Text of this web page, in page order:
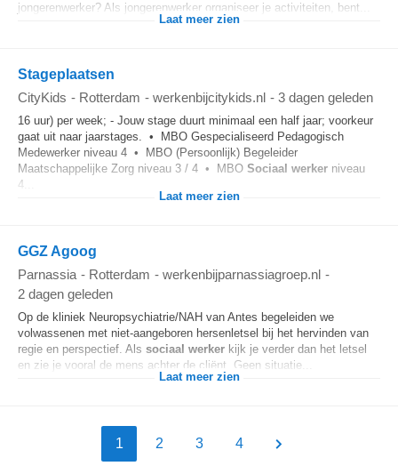
jongerenwerker? Als jongerenwerker organiseer je activiteiten, bent...
Laat meer zien
Stageplaatsen
CityKids - Rotterdam - werkenbijcitykids.nl - 3 dagen geleden
16 uur) per week; - Jouw stage duurt minimaal een half jaar; voorkeur
gaat uit naar jaarstages. • MBO Gespecialiseerd Pedagogisch
Medewerker niveau 4 • MBO (Persoonlijk) Begeleider
Maatschappelijke Zorg niveau 3 / 4 • MBO Sociaal werker niveau
4...
Laat meer zien
GGZ Agoog
Parnassia - Rotterdam - werkenbijparnassiagroep.nl -
2 dagen geleden
Op de kliniek Neuropsychiatrie/NAH van Antes begeleiden we
volwassenen met niet-aangeboren hersenletsel bij het hervinden van
regie en perspectief. Als sociaal werker kijk je verder dan het letsel
en zie je vooral de mens achter de cliënt. Geen situatie...
Laat meer zien
1 2 3 4